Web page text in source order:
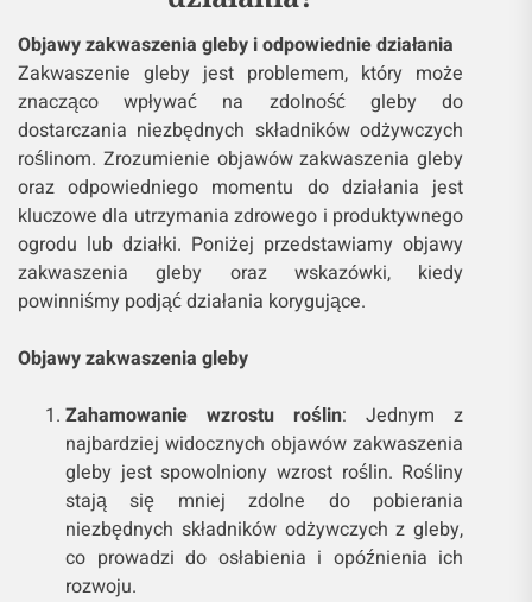
Objawy zakwaszenia gleby i odpowiednie działania
Zakwaszenie gleby jest problemem, który może
znacząco wpływać na zdolność gleby do
dostarczania niezbędnych składników odżywczych
roślinom. Zrozumienie objawów zakwaszenia gleby
oraz odpowiedniego momentu do działania jest
kluczowe dla utrzymania zdrowego i produktywnego
ogrodu lub działki. Poniżej przedstawiamy objawy
zakwaszenia gleby oraz wskazówki, kiedy
powinniśmy podjąć działania korygujące.
Objawy zakwaszenia gleby
Zahamowanie wzrostu roślin: Jednym z
najbardziej widocznych objawów zakwaszenia
gleby jest spowolniony wzrost roślin. Rośliny
stają się mniej zdolne do pobierania
niezbędnych składników odżywczych z gleby,
co prowadzi do osłabienia i opóźnienia ich
rozwoju.